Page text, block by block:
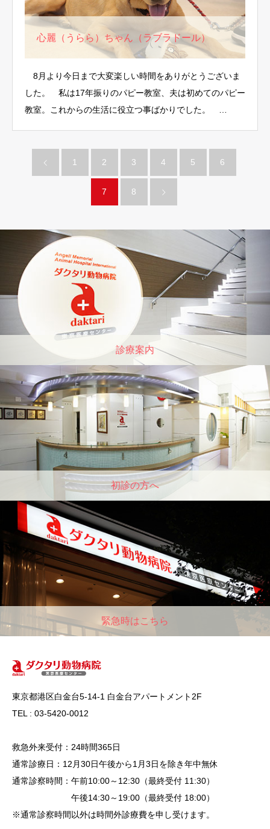
心麗（うらら）ちゃん（ラブラドール）
8月より今日まで大変楽しい時間をありがとうございま
した。 私は17年振りのパピー教室、夫は初めてのパピー
教室。これからの生活に役立つ事ばかりでした。 …
1 2 3 4 5 6
7 8
診療案内
初診の方へ
緊急時はこちら
東京都港区白金台5-14-1 白金台アパートメント2F
TEL : 03-5420-0012
救急外来受付：24時間365日
通常診療日：12月30日午後から1月3日を除き年中無休
通常診察時間：午前10:00～12:30（最終受付 11:30）
午後14:30～19:00（最終受付 18:00）
※通常診察時間以外は時間外診療費を申し受けます。